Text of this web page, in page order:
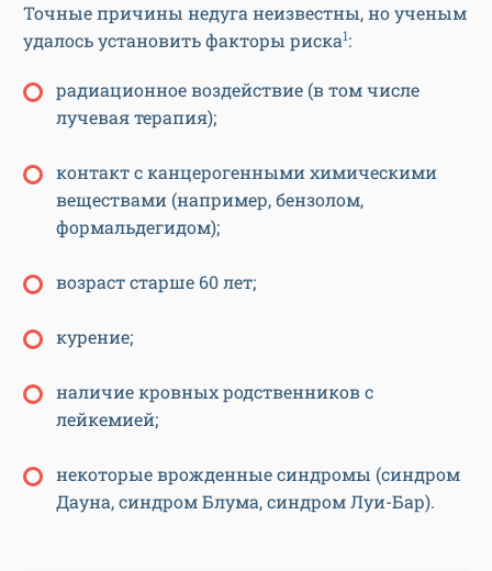
Точные причины недуга неизвестны, но ученым
удалось установить факторы риска1:
радиационное воздействие (в том числе
лучевая терапия);
контакт с канцерогенными химическими
веществами (например, бензолом,
формальдегидом);
возраст старше 60 лет;
курение;
наличие кровных родственников с
лейкемией;
некоторые врожденные синдромы (синдром
Дауна, синдром Блума, синдром Луи-Бар).